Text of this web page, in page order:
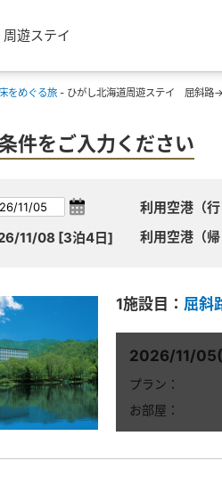
遊ステイ
をめぐる旅 - ひがし北海道周遊ステイ 屈斜路
件をご入力ください
11/08 [3泊4日]
利用空港（行
利用空港（帰
1施設目： 屈斜
2026/11/05(
プラン：
お部屋：